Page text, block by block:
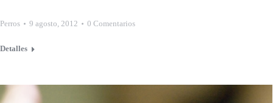
Perros 9 agosto, 2012 0 Comentarios
Detalles